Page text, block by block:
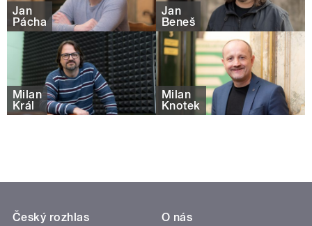
Jan
Pácha
Jan
Beneš
Milan
Král
Milan
Knotek
Český rozhlas
O nás